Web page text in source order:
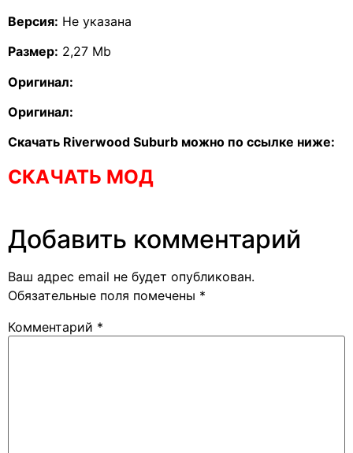
Версия: Не указана
Размер: 2,27 Mb
Оригинал:
Оригинал:
Скачать Riverwood Suburb можно по ссылке ниже:
СКАЧАТЬ МОД
Добавить комментарий
Ваш адрес email не будет опубликован.
Обязательные поля помечены *
Комментарий *